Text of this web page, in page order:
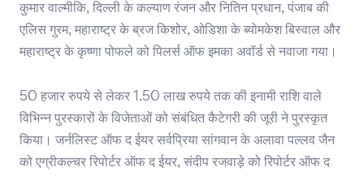
कुमार वाल्मीकि, दिल्ली के कल्याण रंजन और नितिन प्रधान, पंजाब की
एलिस गुरम, महाराष्ट्र के ब्रज किशोर, ओडिशा के ब्योमकेश बिस्वाल और
महाराष्ट्र के कृष्णा पोफले को पिलर्स ऑफ इमका अवॉर्ड से नवाजा गया।
50 हजार रुपये से लेकर 1.50 लाख रुपये तक की इनामी राशि वाले
विभिन्न पुरस्कारों के विजेताओं को संबंधित कैटेगरी की जूरी ने पुरस्कृत
किया। जर्नलिस्ट ऑफ द ईयर सर्वप्रिया सांगवान के अलावा पल्लव जैन
को एग्रीकल्चर रिपोर्टर ऑफ द ईयर, संदीप रजवाड़े को रिपोर्टर ऑफ द